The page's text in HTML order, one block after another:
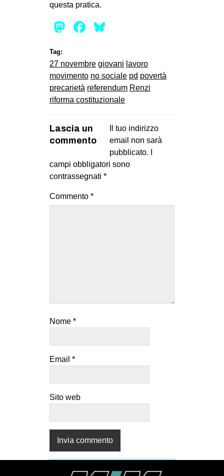
questa pratica.
Mastodon
Facebook
Tag:
27 novembre giovani lavoro
movimento no sociale pd povertà
precarietà referendum Renzi
riforma costituzionale
Lascia un
commento
Il tuo indirizzo
email non sarà
pubblicato.
campi obbligatori sono
contrassegnati *
Commento *
Nome *
Email *
Sito web